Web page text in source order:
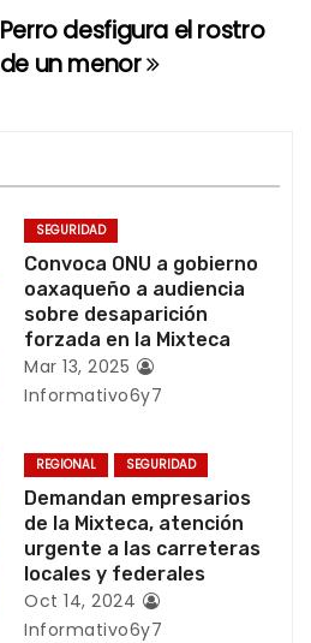
Perro desfigura el rostro
de un menor
SEGURIDAD
Convoca ONU a gobierno
oaxaqueño a audiencia
sobre desaparición
forzada en la Mixteca
Mar 13, 2025
Informativo6y7
REGIONAL SEGURIDAD
Demandan empresarios
de la Mixteca, atención
urgente a las carreteras
locales y federales
Oct 14, 2024
Informativo6y7